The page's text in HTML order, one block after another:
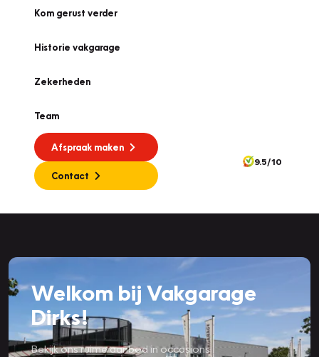
Kom gerust verder
Historie vakgarage
Zekerheden
Team
Afspraak maken
Contact
9.5/10
Welkom bij Vakgarage
Dirks!
Bekijk ons ruime aanbod in occasions